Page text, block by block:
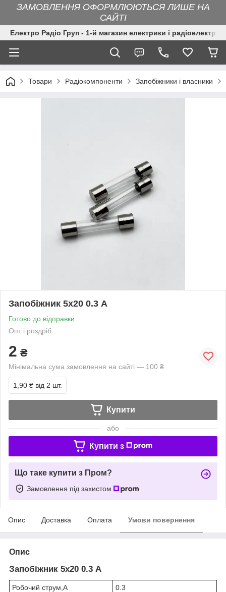
ЗАМОВЛЕННЯ ОФОРМЛЮЮТЬСЯ ЛИШЕ НА
САЙТІ
Електро Радіо Груп - 1-й магазин електрики і
Товари Радіокомпоненти Запобіжники і власники
Запобіжник 5х20 0.3 А
Готово до відправки
Опт і роздріб
2 ₴
Мінімальна сума замовлення на сайті — 100 ₴
1,90 ₴ від 2 шт.
Купити
або
Купити з
Що таке купити з Пром?
Замовлення під захистом
Опис Доставка Оплата Умови повернення
Опис
Запобіжник 5х20 0.3 А
Робочий струм,А
0.3